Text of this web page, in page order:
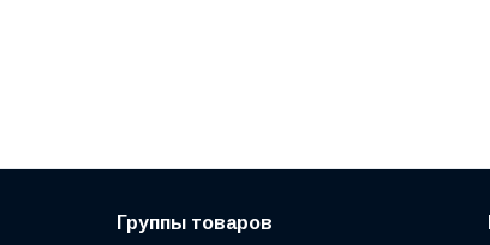
Группы товаров